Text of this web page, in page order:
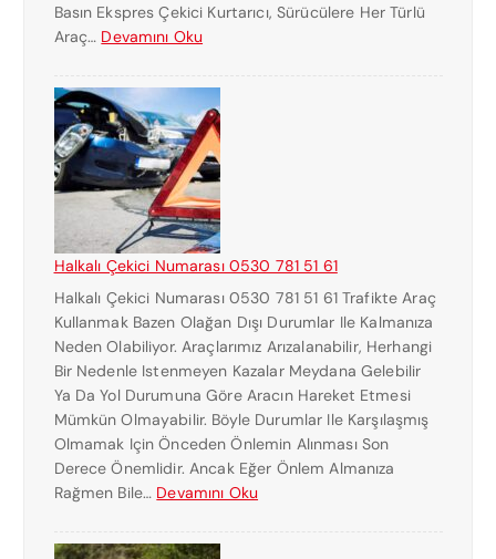
Basın Ekspres Çekici Kurtarıcı, Sürücülere Her Türlü
Araç… Devamını Oku:
A
S
I
N
E
K
S
P
R
E
S
Ç
E
K
I
C
I
K
R
Halkalı Çekici Numarası 0530 781 51 61
Halkalı Çekici Numarası 0530 781 51 61 Trafikte Araç
Kullanmak Bazen Olağan Dışı Durumlar Ile Kalmanıza
Neden Olabiliyor. Araçlarımız Arızalanabilir, Herhangi
Bir Nedenle Istenmeyen Kazalar Meydana Gelebilir
Ya Da Yol Durumuna Göre Aracın Hareket Etmesi
Mümkün Olmayabilir. Böyle Durumlar Ile Karşılaşmış
Olmamak Için Önceden Önlemin Alınması Son
Derece Önemlidir. Ancak Eğer Önlem Almanıza
Rağmen Bile… Devamını Oku: